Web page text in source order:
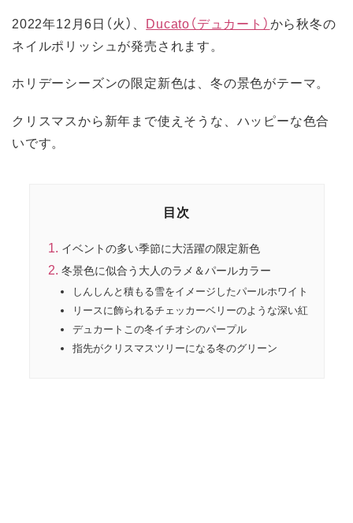
2022年12月6日（火）、 Ducato（デュカート）から秋冬の
ネイルポリッシュが発売されます。
ホリデーシーズンの限定新色は、冬の景色がテーマ。
クリスマスから新年まで使えそうな、ハッピーな色合
いです。
目次
イベントの多い季節に大活躍の限定新色
冬景色に似合う大人のラメ＆パールカラー
しんしんと積もる雪をイメージしたパールホワイト
リースに飾られるチェッカーベリーのような深い紅
デュカートこの冬イチオシのパープル
指先がクリスマスツリーになる冬のグリーン